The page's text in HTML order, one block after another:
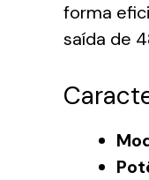
forma
saída de